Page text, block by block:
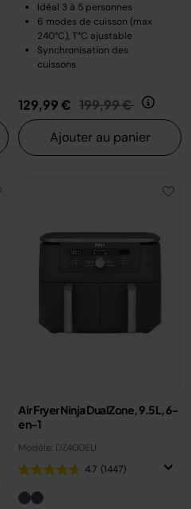
Idéal 3 à 5 personnes
6 modes de cuisson (max
240°C), T°C ajustable
Synchronisation des
cuissons
129,99 € Prix réduit de
199,99 € au
Ajouter au panier
Air Fryer Ninja DualZone, 9.5L, 6-
en-1
Modèle: DZ400EU
4.7 (1447)